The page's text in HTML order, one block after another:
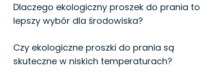
Dlaczego ekologiczny proszek do prania to
lepszy wybór dla środowiska?
Czy ekologiczne proszki do prania są
skuteczne w niskich temperaturach?